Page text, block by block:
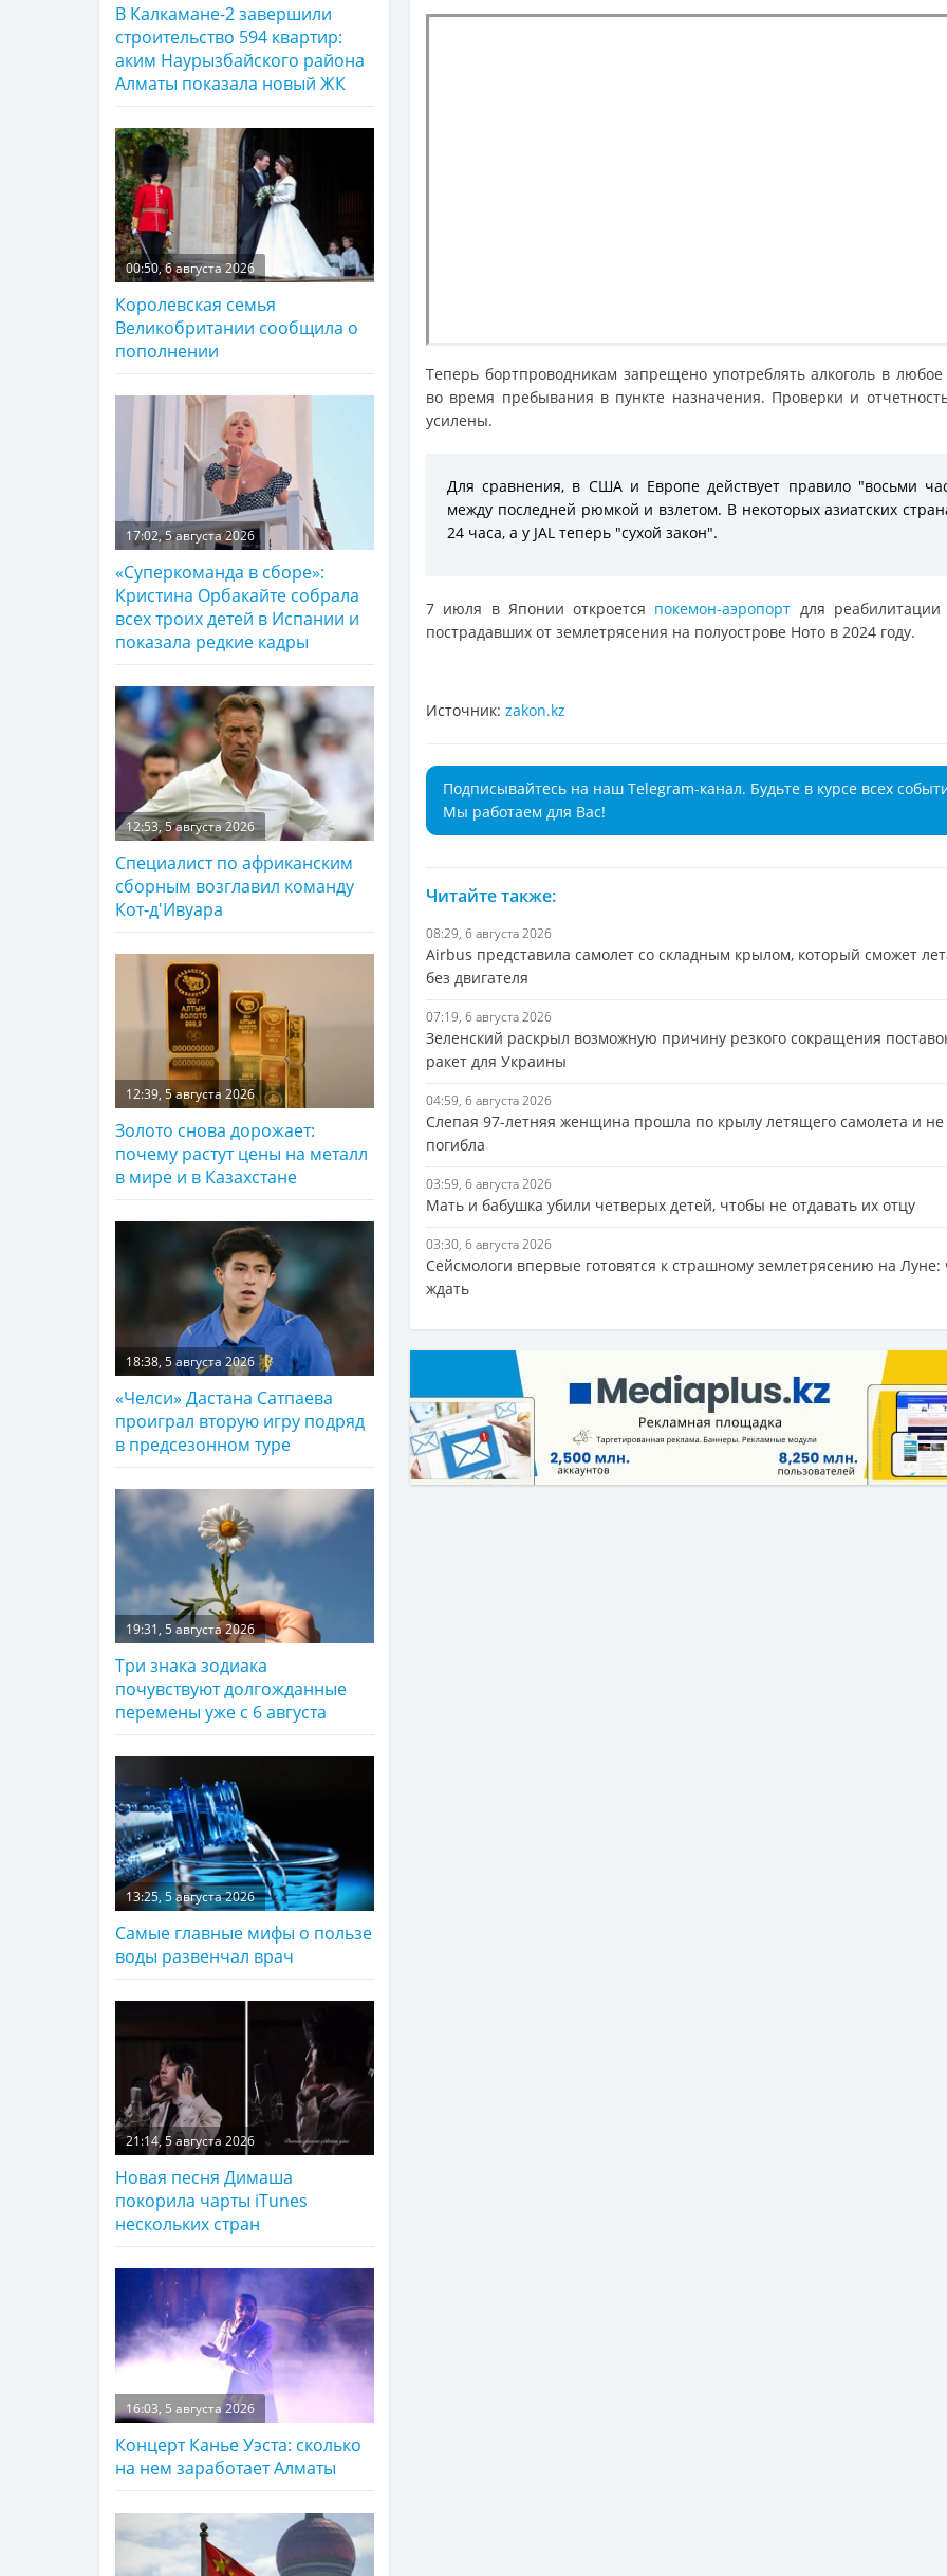
Теперь бортпроводникам запрещено употреблять алкоголь в
во время пребывания в пункте назначения. Проверки и
усилены.
Для сравнения, в США и Европе действует правило "восьми
между последней рюмкой и взлетом. В некоторых азиатских
24 часа, а у JAL теперь "сухой закон".
7 июля в Японии откроется покемон-аэропорт для реабилитации
пострадавших от землетрясения на полуострове Ното в 2024 году.
Источник: zakon.kz
Подписывайтесь на наш Telegram-канал. Будьте в курсе всех
Мы работаем для Вас!
Читайте также:
08:29, 6 августа 2026
Airbus представила самолет со складным крылом, который сможет
без двигателя
07:19, 6 августа 2026
Зеленский раскрыл возможную причину резкого сокращения
ракет для Украины
04:59, 6 августа 2026
Слепая 97-летняя женщина прошла по крылу летящего самолета и не
погибла
03:59, 6 августа 2026
Мать и бабушка убили четверых детей, чтобы не отдавать их отцу
03:30, 6 августа 2026
Сейсмологи впервые готовятся к страшному землетрясению на Луне:
ждать
В Калкамане-2 завершили
строительство 594 квартир:
аким Наурызбайского района
Алматы показала новый ЖК
00:50, 6 августа 2026
Королевская семья
Великобритании сообщила о
пополнении
17:02, 5 августа 2026
«Суперкоманда в сборе»:
Кристина Орбакайте собрала
всех троих детей в Испании и
показала редкие кадры
12:53, 5 августа 2026
Специалист по африканским
сборным возглавил команду
Кот-д'Ивуара
12:39, 5 августа 2026
Золото снова дорожает:
почему растут цены на металл
в мире и в Казахстане
18:38, 5 августа 2026
«Челси» Дастана Сатпаева
проиграл вторую игру подряд
в предсезонном туре
19:31, 5 августа 2026
Три знака зодиака
почувствуют долгожданные
перемены уже с 6 августа
13:25, 5 августа 2026
Самые главные мифы о пользе
воды развенчал врач
21:14, 5 августа 2026
Новая песня Димаша
покорила чарты iTunes
нескольких стран
16:03, 5 августа 2026
Концерт Канье Уэста: сколько
на нем заработает Алматы